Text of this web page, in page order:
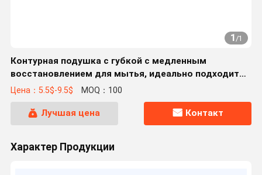
1/1
Контурная подушка с губкой с медленным
восстановлением для мытья, идеально подходит
для расслабления мышц спины и боков.
Цена：5.5$-9.5$ MOQ：100
Лучшая цена Контакт
Характер Продукции